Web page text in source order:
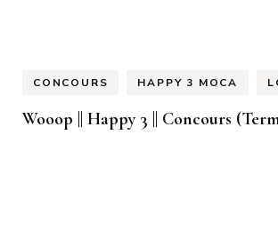
CONCOURS HAPPY 3 MOCA
Wooop || Happy 3 || Concours